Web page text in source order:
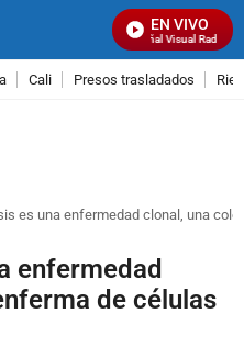
EN VIVO
Señal Visual Radio
Cali Presos trasladados
es una enfermedad clonal, una
enfermedad
de células